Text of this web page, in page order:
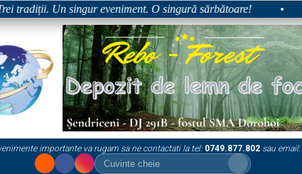
Un singur eveniment. O singură sărbătoare! •
importante va rugam sa ne contactati la tel: 0749.877.802 sau email: